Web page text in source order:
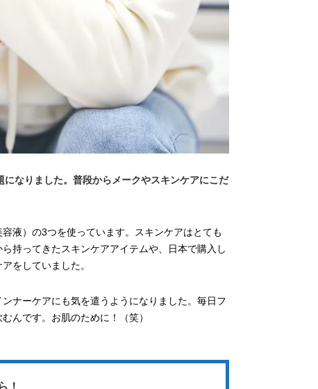
なりました。普段からメークやスキンケアにこだ
液）の3つを使っています。スキンケアはとても
持ってきたスキンケアアイテムや、日本で購入し
をしていました。
ナーケアにも気を遣うようになりました。毎日フ
んです。お肌のために！（笑）
！
放つ美肌を生み出す松川 星の
aoen（アオエン）】自身がアーテ
ィストを目指すきかっけとなった
ディブル」リリース記念インタビ